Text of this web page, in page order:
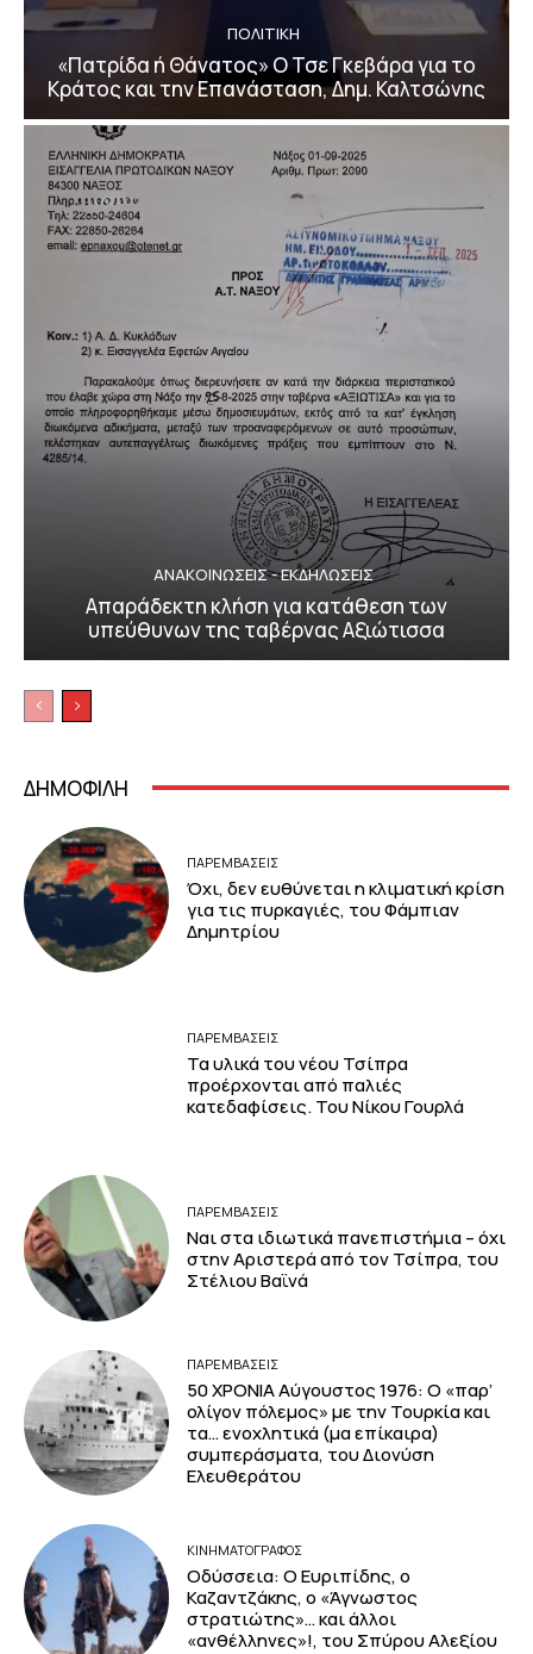
ΠΟΛΙΤΙΚΗ
«Πατρίδα ή Θάνατος» Ο Τσε Γκεβάρα για το
Κράτος και την Επανάσταση, Δημ. Καλτσώνης
ΑΝΑΚΟΙΝΩΣΕΙΣ - ΕΚΔΗΛΩΣΕΙΣ
Απαράδεκτη κλήση για κατάθεση των
υπεύθυνων της ταβέρνας Αξιώτισσα
ΔΗΜΟΦΙΛΗ
ΠΑΡΕΜΒΑΣΕΙΣ
Όχι, δεν ευθύνεται η κλιματική κρίση
για τις πυρκαγιές, του Φάμπιαν
Δημητρίου
ΠΑΡΕΜΒΑΣΕΙΣ
Τα υλικά του νέου Τσίπρα
προέρχονται από παλιές
κατεδαφίσεις. Του Νίκου Γουρλά
ΠΑΡΕΜΒΑΣΕΙΣ
Ναι στα ιδιωτικά πανεπιστήμια – όχι
στην Αριστερά από τον Τσίπρα, του
Στέλιου Βαϊνά
ΠΑΡΕΜΒΑΣΕΙΣ
50 ΧΡΟΝΙΑ Αύγουστος 1976: Ο «παρ’
ολίγον πόλεμος» με την Τουρκία και
τα… ενοχλητικά (μα επίκαιρα)
συμπεράσματα, του Διονύση
Ελευθεράτου
ΚΙΝΗΜΑΤΟΓΡΆΦΟΣ
Οδύσσεια: Ο Ευριπίδης, ο
Καζαντζάκης, ο «Άγνωστος
στρατιώτης»… και άλλοι
«ανθέλληνες»!, του Σπύρου Αλεξίου